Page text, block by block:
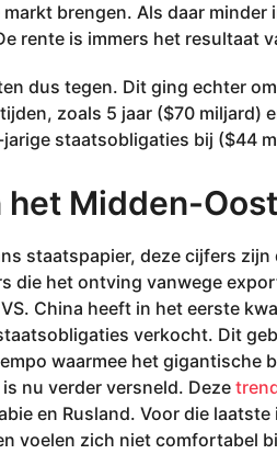
brengen. Als daar minder
rente is immers het resultaat
dus tegen. Dit ging echter
zoals 5 jaar ($70 miljard)
staatsobligaties bij ($44
het Midden-
staatspapier, deze cijfers
die het ontving vanwege
China heeft in het eerste
verkocht. Dit
waarmee het gigantische
nu verder versneld. Deze
en Rusland. Voor die
voelen zich niet comfortabel